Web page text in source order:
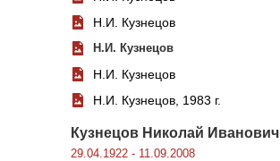
Н.И. Кузнецов
Н.И. Кузнецов
Н.И. Кузнецов
Н.И. Кузнецов, 1983 г.
Кузнецов Николай Иванович
29.04.1922 - 11.09.2008